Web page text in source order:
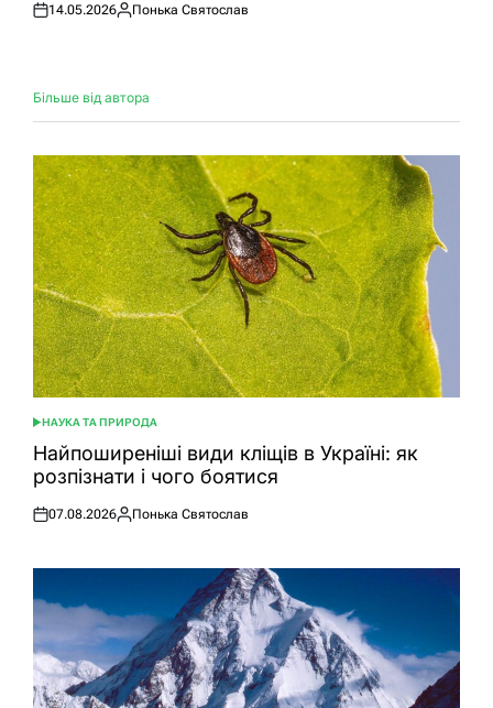
Оприлюднено
14.05.2026
Опубліковано
Понька Святослав
Більше від автора
ОПУБЛІКУВАТИ
У
НАУКА ТА ПРИРОДА
Найпоширеніші види кліщів в Україні: як
розпізнати і чого боятися
Оприлюднено
07.08.2026
Опубліковано
Понька Святослав